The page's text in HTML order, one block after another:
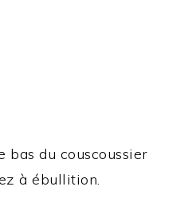
bas du couscoussier
à ébullition.